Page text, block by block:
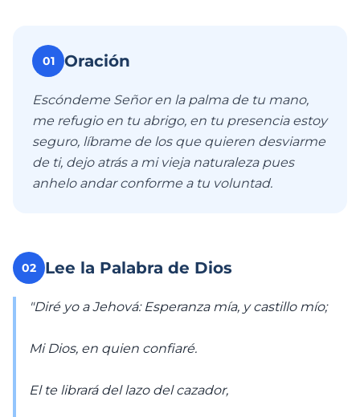
01 Oración
Escóndeme Señor en la palma de tu mano,
me refugio en tu abrigo, en tu presencia estoy
seguro, líbrame de los que quieren desviarme
de ti, dejo atrás a mi vieja naturaleza pues
anhelo andar conforme a tu voluntad.
02 Lee la Palabra de Dios
"Diré yo a Jehová: Esperanza mía, y castillo mío;
Mi Dios, en quien confiaré.
El te librará del lazo del cazador,